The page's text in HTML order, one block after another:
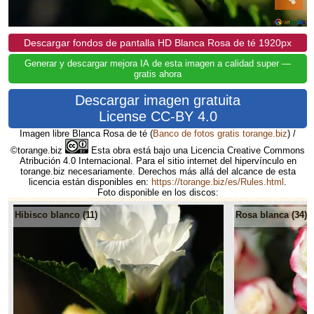
Descargar fondos de pantalla HD Blanca Rosa de té 1920px
Generar y descargar mejora IA de esta imagen a calidad super —
gratis ahora
Descargar imagen gratuita
License CC-BY 4.0
Imagen libre Blanca Rosa de té (Banco de fotos gratis torange.biz) /
©torange.biz
Esta obra está bajo una Licencia Creative Commons
Atribución 4.0 Internacional. Para el sitio internet del hipervínculo en
torange.biz necesariamente. Derechos más allá del alcance de esta
licencia están disponibles en: https://torange.biz/es/Rules.html
Foto disponible en los discos:
Hibisco blanco (11) Rosa blanca (34)